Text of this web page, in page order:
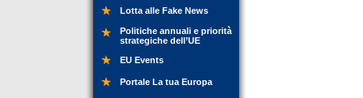
Lotta alle Fake News
Politiche annuali e priorità
strategiche dell’UE
EU Events
Portale La tua Europa